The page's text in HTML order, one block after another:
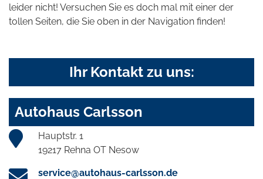
leider nicht! Versuchen Sie es doch mal mit einer der
tollen Seiten, die Sie oben in der Navigation finden!
Ihr Kontakt zu uns:
Autohaus Carlsson
Hauptstr. 1
19217 Rehna OT Nesow
service@autohaus-carlsson.de